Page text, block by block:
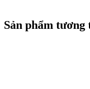
Sản phẩm tương